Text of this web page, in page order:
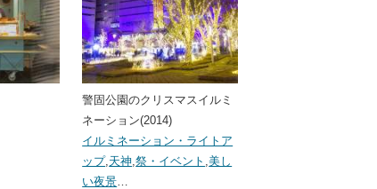
警固公園のクリスマスイルミ
ネーション(2014)
イルミネーション・ライトア
ップ, 天神 ,祭・イベント ,美し
い夜景